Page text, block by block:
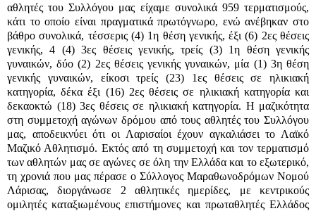
αθλητές του Συλλόγου μας είχαμε συνολικά 959 τερματισμούς,
κάτι το οποίο είναι πραγματικά πρωτόγνωρο, ενώ ανέβηκαν στο
βάθρο συνολικά, τέσσερις (4) 1η θέση γενικής, έξι (6) 2ες θέσεις
γενικής, 4 (4) 3ες θέσεις γενικής, τρείς (3) 1η θέση γενικής
γυναικών, δύο (2) 2ες θέσεις γενικής γυναικών, μία (1) 3η θέση
γενικής γυναικών, είκοσι τρείς (23) 1ες θέσεις σε ηλικιακή
κατηγορία, δέκα έξι (16) 2ες θέσεις σε ηλικιακή κατηγορία και
δεκαοκτώ (18) 3ες θέσεις σε ηλικιακή κατηγορία. Η μαζικότητα
στη συμμετοχή αγώνων δρόμου από τους αθλητές του Συλλόγου
μας, αποδεικνύει ότι οι Λαρισαίοι έχουν αγκαλιάσει το Λαϊκό
Μαζικό Αθλητισμό. Εκτός από τη συμμετοχή και τον τερματισμό
των αθλητών μας σε αγώνες σε όλη την Ελλάδα και το εξωτερικό,
τη χρονιά που μας πέρασε ο Σύλλογος Μαραθωνοδρόμων Νομού
Λάρισας, διοργάνωσε 2 αθλητικές ημερίδες, με κεντρικούς
ομιλητές καταξιωμένους επιστήμονες και πρωταθλητές Ελλάδος